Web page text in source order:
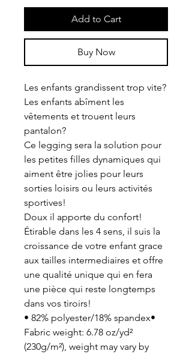
Add to Cart
Buy Now
Les enfants grandissent trop vite?
Les enfants abîment les
vêtements et trouent leurs
pantalon?
Ce legging sera la solution pour
les petites filles dynamiques qui
aiment être jolies pour leurs
sorties loisirs ou leurs activités
sportives!
Doux il apporte du confort!
Étirable dans les 4 sens, il suis la
croissance de votre enfant grace
aux tailles intermediaires et offre
une qualité unique qui en fera
une pièce qui reste longtemps
dans vos tiroirs!
• 82% polyester/18% spandex•
Fabric weight: 6.78 oz/yd²
(230g/m²), weight may vary by